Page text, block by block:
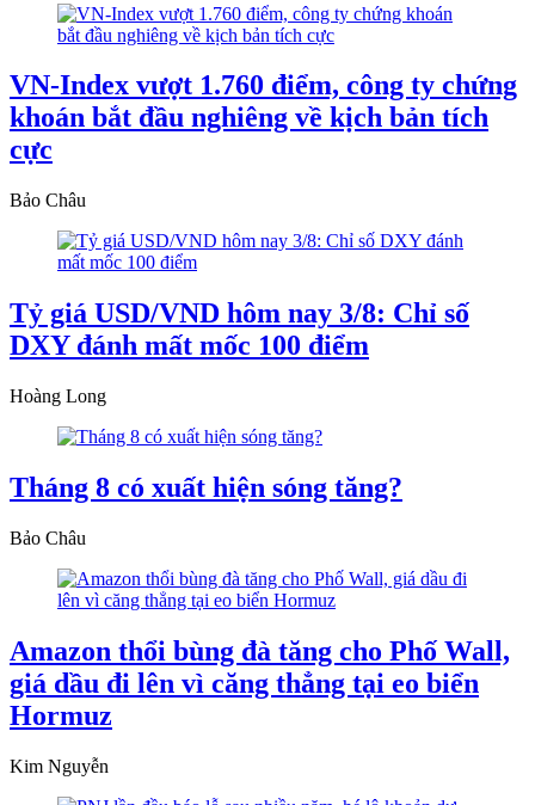
VN-Index vượt 1.760 điểm, công ty chứng
khoán bắt đầu nghiêng về kịch bản tích
cực
Bảo Châu
Tỷ giá USD/VND hôm nay 3/8: Chỉ số
DXY đánh mất mốc 100 điểm
Hoàng Long
Tháng 8 có xuất hiện sóng tăng?
Bảo Châu
Amazon thổi bùng đà tăng cho Phố Wall,
giá dầu đi lên vì căng thẳng tại eo biển
Hormuz
Kim Nguyễn